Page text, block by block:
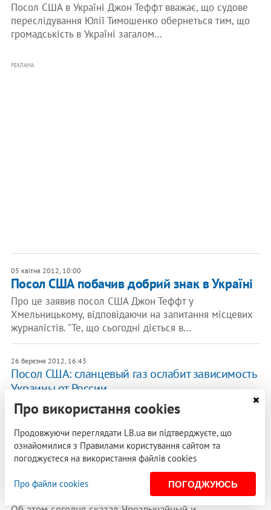
Посол США в Україні Джон Теффт вважає, що судове
переслідування Юлії Тимошенко обернеться тим, що
громадськість в Україні загалом…
РЕКЛАМА
05 квітня 2012, 10:00
Посол США побачив добрий знак в Україні
Про це заявив посол США Джон Теффт у
Хмельницькому, відповідаючи на запитання місцевих
журналістів. "Те, що сьогодні діється в…
26 березня 2012, 16:43
Посол США: сланцевый газ ослабит зависимость
Украины от России
Такое мнение на пресс-конференции высказал посол
США в Украине Джон Теффт. "Я думаю, в этом будущее,
развитие таких ресурсов как…
06 березня 2012, 21:07
Посол США обещает содействовать в
отстаивании прав крымских татар
Про використання cookies
Продовжуючи переглядати LB.ua ви підтверджуєте, що
ознайомилися з Правилами користування сайтом та
погоджуєтеся на використання файлів cookies
Про файли cookies ПОГОДЖУЮСЬ